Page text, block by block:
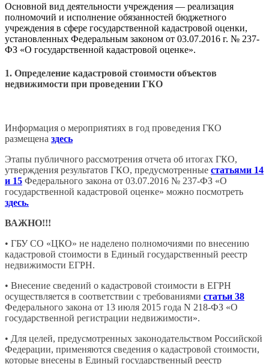
Основной вид деятельности учреждения — реализация
полномочий и исполнение обязанностей бюджетного
учреждения в сфере государственной кадастровой оценки,
установленных Федеральным законом от 03.07.2016 г. № 237-
ФЗ «О государственной кадастровой оценке».
1. Определение кадастровой стоимости объектов
недвижимости при проведении ГКО
Информация о мероприятиях в год проведения ГКО
размещена здесь
Этапы публичного рассмотрения отчета об итогах ГКО,
утверждения результатов ГКО, предусмотренные статьями 14
и 15 Федерального закона от 03.07.2016 № 237-ФЗ «О
государственной кадастровой оценке» можно посмотреть
здесь.
ВАЖНО!!!
• ГБУ СО «ЦКО» не наделено полномочиями по внесению
кадастровой стоимости в Единый государственный реестр
недвижимости ЕГРН.
• Внесение сведений о кадастровой стоимости в ЕГРН
осуществляется в соответствии с требованиями статьи 38
Федерального закона от 13 июля 2015 года N 218-ФЗ «О
государственной регистрации недвижимости».
• Для целей, предусмотренных законодательством Российской
Федерации, применяются сведения о кадастровой стоимости,
которые внесены в Единый государственный реестр